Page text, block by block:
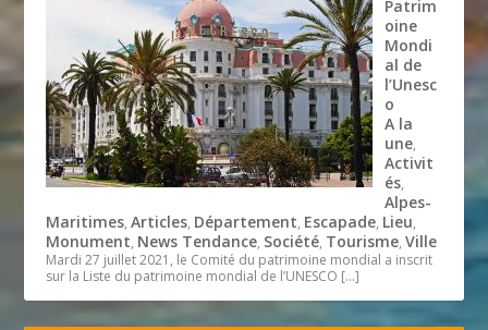
Patrim
oine
Mondi
al de
l’Unesc
o
A la
une,
Activit
és,
Alpes-
Maritimes,Articles, Département, Escapade, Lieu,
Monument, News Tendance, Société, Tourisme,Ville
Mardi 27 juillet 2021, le Comité du patrimoine mondial a inscrit
sur la Liste du patrimoine mondial de l’UNESCO […]